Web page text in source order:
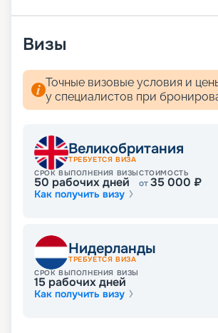
Визы
Точные визовые условия и
у специалистов при
Великобритания
ТРЕБУЕТСЯ ВИЗА
СРОК ВЫПОЛНЕНИЯ ВИЗЫ
50 рабочих дней
СТОИМОСТЬ
от35 000 ₽
Как получить визу
Нидерланды
ТРЕБУЕТСЯ ВИЗА
СРОК ВЫПОЛНЕНИЯ ВИЗЫ
15 рабочих дней
Как получить визу